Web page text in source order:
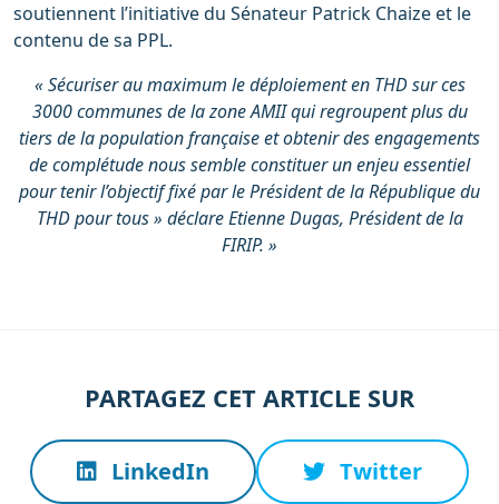
soutiennent l’initiative du Sénateur Patrick Chaize et le
contenu de sa PPL.
« Sécuriser au maximum le déploiement en THD sur ces
3000 communes de la zone AMII qui regroupent plus du
tiers de la population française et obtenir des engagements
de complétude nous semble constituer un enjeu essentiel
pour tenir l’objectif fixé par le Président de la République du
THD pour tous » déclare Etienne Dugas, Président de la
FIRIP. »
PARTAGEZ CET ARTICLE SUR
LinkedIn Twitter